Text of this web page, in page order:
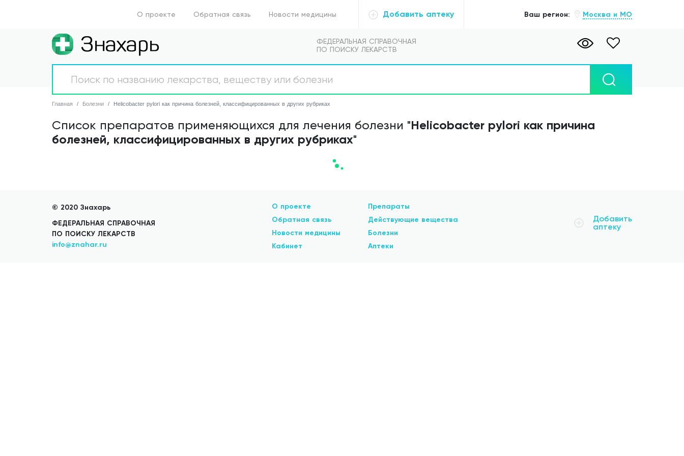
Главная
Аптеки
Болезни
Обратная связь
Добавить аптеку
О проекте Обратная связь Новости медицины Добавить аптеку Ваш регион: Москва и МО
ФЕДЕРАЛЬНАЯ СПРАВОЧНАЯ
ПО ПОИСКУ ЛЕКАРСТВ
Главная Болезни Helicobacter pylori как причина болезней, классифицированных в других рубриках
Список препаратов применяющихся для лечения болезни "Helicobacter pylori как причина
болезней, классифицированных в других рубриках"
© 2020 Знахарь
ФЕДЕРАЛЬНАЯ СПРАВОЧНАЯ
ПО ПОИСКУ ЛЕКАРСТВ
info@znahar.ru
О проекте
Обратная связь
Новости медицины
Кабинет
Препараты
Действующие вещества
Болезни
Аптеки
Добавить
аптеку